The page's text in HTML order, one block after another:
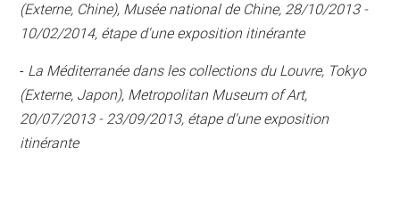
(Externe, Chine), Musée national de Chine, 28/10/2013 -
10/02/2014, étape d'une exposition itinérante
- La Méditerranée dans les collections du Louvre, Tokyo
(Externe, Japon), Metropolitan Museum of Art,
20/07/2013 - 23/09/2013, étape d'une exposition
itinérante